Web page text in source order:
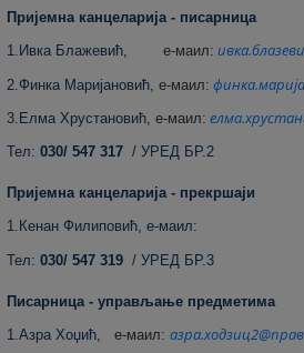
Пријемна канцеларија - писарница
1.Ивка Блажевић,е-маил:
2.Финка Маријановић,е-маил:
3.Елма Хрустановић,е-маил:
Тел:030/ 547 317 / УРЕД БР.2
Пријемна канцеларија - прекршаји
1.Кенан Филиповић, е-маил:
Тел:030/ 547 319/ УРЕД БР.3
Писарница - управљање предметима
1.Азра Хоџић,е-маил: